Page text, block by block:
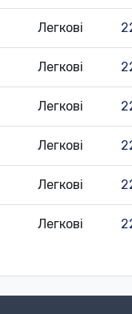
Легкові
Легкові
Легкові
Легкові
Легкові
Легкові